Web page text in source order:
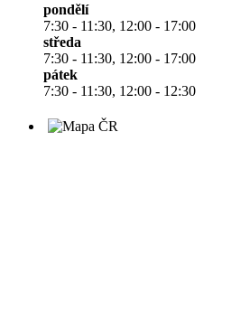
pondělí
7:30 - 11:30, 12:00 - 17:00
středa
7:30 - 11:30, 12:00 - 17:00
pátek
7:30 - 11:30, 12:00 - 12:30